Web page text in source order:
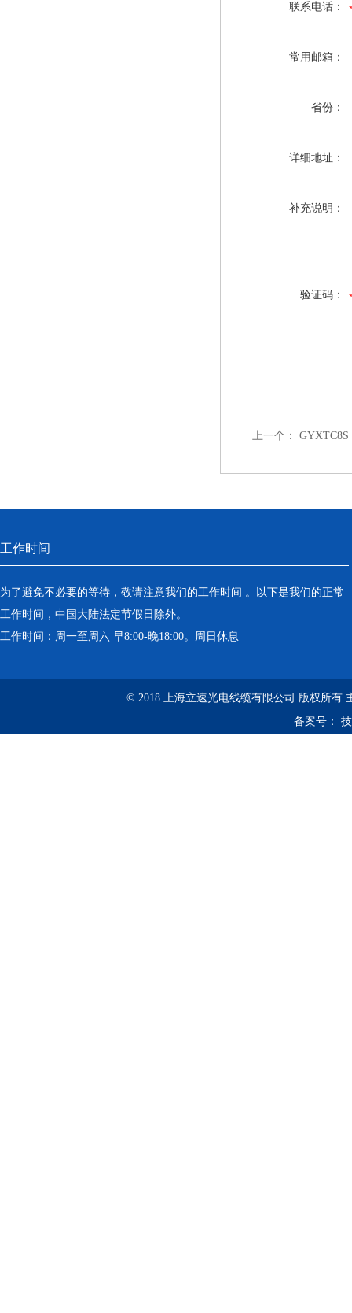
联系电话：
常用邮箱：
省份：
详细地址：
补充说明：
验证码：
上一个：
工作时间
为了避免不必要的等待，敬请注意我们的工作时间 。以下是我们的正常
工作时间，中国大陆法定节假日除外。
工作时间：周一至周六 早8:00-晚18:00。周日休息
© 2018 上海立速光电线缆有限公司 版权所有
备案号：